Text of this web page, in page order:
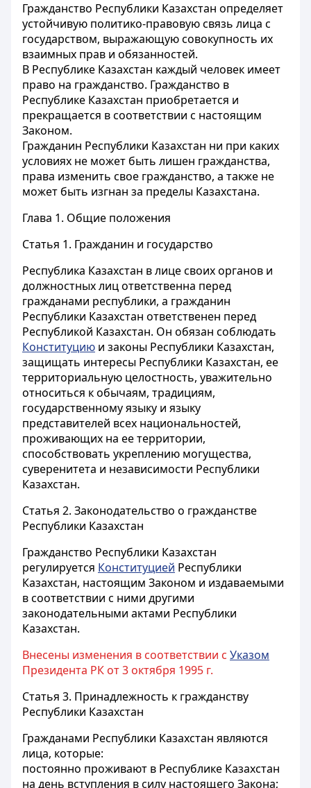
Гражданство Республики Казахстан определяет
устойчивую политико-правовую связь лица с
государством, выражающую совокупность их
взаимных прав и обязанностей.
В Республике Казахстан каждый человек имеет
право на гражданство. Гражданство в
Республике Казахстан приобретается и
прекращается в соответствии с настоящим
Законом.
Гражданин Республики Казахстан ни при каких
условиях не может быть лишен гражданства,
права изменить свое гражданство, а также не
может быть изгнан за пределы Казахстана.
Глава 1. Общие положения
Статья 1. Гражданин и государство
Республика Казахстан в лице своих органов и
должностных лиц ответственна перед
гражданами республики, а гражданин
Республики Казахстан ответственен перед
Республикой Казахстан. Он обязан соблюдать
Конституцию и законы Республики Казахстан,
защищать интересы Республики Казахстан, ее
территориальную целостность, уважительно
относиться к обычаям, традициям,
государственному языку и языку
представителей всех национальностей,
проживающих на ее территории,
способствовать укреплению могущества,
суверенитета и независимости Республики
Казахстан.
Статья 2. Законодательство о гражданстве
Республики Казахстан
Гражданство Республики Казахстан
регулируется Конституцией Республики
Казахстан, настоящим Законом и издаваемыми
в соответствии с ними другими
законодательными актами Республики
Казахстан.
Внесены изменения в соответствии с Указом
Президента РК от 3 октября 1995 г.
Статья 3. Принадлежность к гражданству
Республики Казахстан
Гражданами Республики Казахстан являются
лица, которые:
постоянно проживают в Республике Казахстан
на день вступления в силу настоящего Закона;